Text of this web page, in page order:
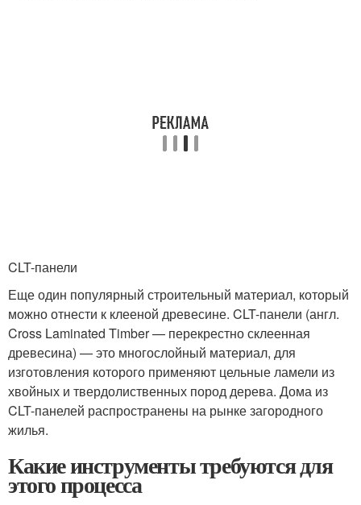
CLT-панели
Еще один популярный строительный материал, который
можно отнести к клееной древесине. CLT-панели (англ.
Cross Laminated Timber — перекрестно склеенная
древесина) — это многослойный материал, для
изготовления которого применяют цельные ламели из
хвойных и твердолиственных пород дерева. Дома из
CLT-панелей распространены на рынке загородного
жилья.
Какие инструменты требуются для
этого процесса